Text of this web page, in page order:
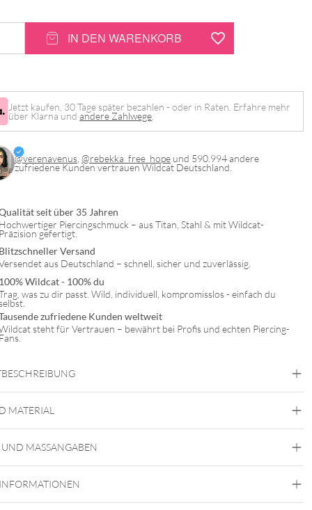
IN DEN WARENKORB
Jetzt kaufen, 30 Tage später bezahlen - oder in Raten. Erfahre mehr
über Klarna undandere Zahlwege
@verenavenus @rebekka_free_hope und 590.994 andere
zufriedene Kunden vertrauen Wildcat Deutschland.
seit über 35 Jahren
Hochwertiger Piercingschmuck – aus Titan, Stahl & mit Wildcat-
Präzision gefertigt.
Blitzschneller Versand
aus Deutschland – schnell, sicher und zuverlässig.
100% Wildcat - 100% du
was zu dir passt. Wild, individuell, kompromisslos - einfach du
zufriedene Kunden weltweit
steht für Vertrauen – bewährt bei Profis und echten Piercing-
Fans.
MATERIAL
UND MASSANGABEN